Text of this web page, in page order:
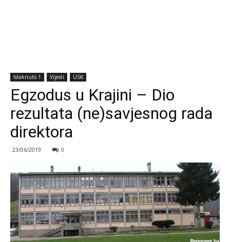
Istaknuto 1 Vijesti USK
Egzodus u Krajini – Dio
rezultata (ne)savjesnog rada
direktora
23/06/2019 0